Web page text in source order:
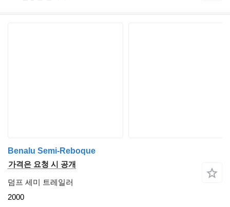
Benalu Semi-Reboque
가격은 요청 시 공개
덤프 세미 트레일러
2000